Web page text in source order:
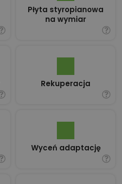
Płyta styropianowa
na wymiar
Rekuperacja
Wyceń adaptację